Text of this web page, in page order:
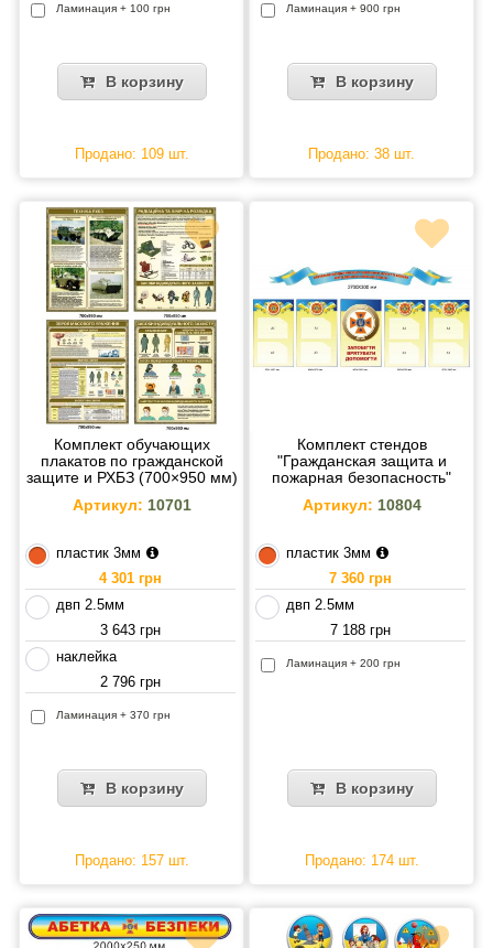
Ламинация + 100 грн
В корзину
Продано: 109 шт.
Ламинация + 900 грн
В корзину
Продано: 38 шт.
Комплект обучающих
плакатов по гражданской
защите и РХБЗ (700×950 мм)
Артикул: 10701
пластик 3мм
4 301 грн
двп 2.5мм
3 643 грн
наклейка
2 796 грн
Ламинация + 370 грн
В корзину
Продано: 157 шт.
Комплект стендов
"Гражданская защита и
пожарная безопасность"
Артикул: 10804
пластик 3мм
7 360 грн
двп 2.5мм
7 188 грн
Ламинация + 200 грн
В корзину
Продано: 174 шт.